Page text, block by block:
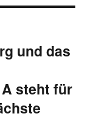
und das
steht für